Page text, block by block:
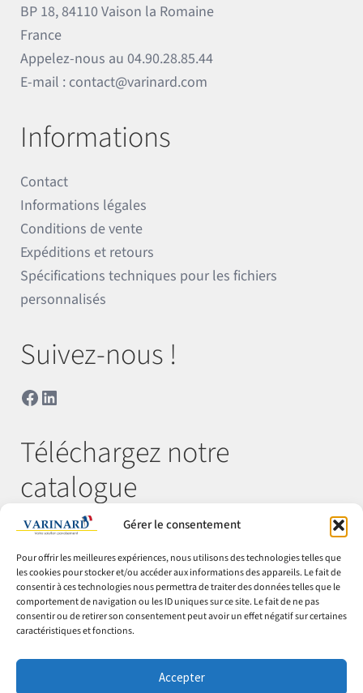
Gérer le consentement
Pour offrir les meilleures expériences, nous utilisons des technologies telles que
les cookies pour stocker et/ou accéder aux informations des appareils. Le fait de
consentir à ces technologies nous permettra de traiter des données telles que le
comportement de navigation ou les ID uniques sur ce site. Le fait de ne pas
consentir ou de retirer son consentement peut avoir un effet négatif sur certaines
caractéristiques et fonctions.
Accepter
BP 18, 84110 Vaison la Romaine
France
Appelez-nous au04.90.28.85.44
E-mail : contact@varinard.com
Informations
Contact
Informations légales
Conditions de vente
Expéditions et retours
Spécifications techniques pour les fichiers
personnalisés
Suivez-nous !
Facebook
LinkedIn
Téléchargez notre
catalogue
© Varinard 2026
Expéditions & retours